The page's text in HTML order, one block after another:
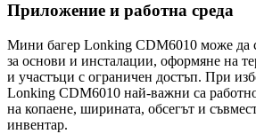
Приложение и работна среда
Мини багер Lonking CDM6010 може да
за основи и инсталации, оформяне на
и участъци с ограничен достъп. При
Lonking CDM6010 най-важни са
на копаене, ширината, обсегът и
инвентар.